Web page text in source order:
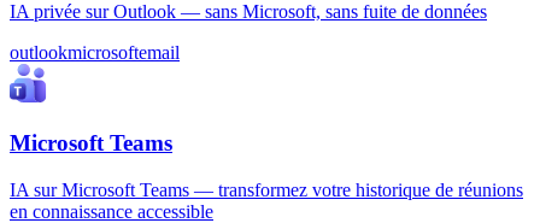
IA privée sur Outlook — sans Microsoft, sans fuite de données
outlookmicrosoftemail
Microsoft Teams
IA sur Microsoft Teams — transformez votre historique de réunions
en connaissance accessible